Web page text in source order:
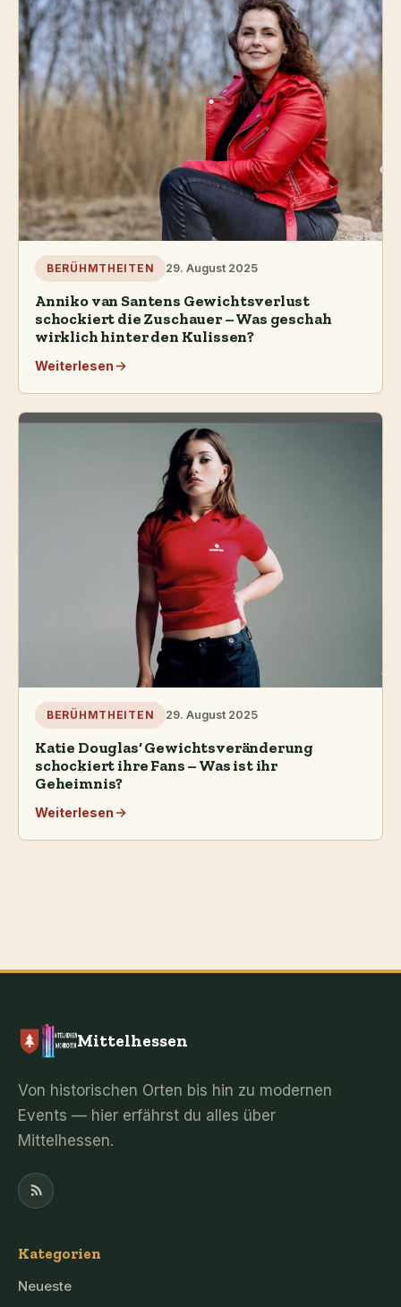
BERÜHMTHEITEN 29. August 2025
Anniko van Santens Gewichtsverlust
schockiert die Zuschauer – Was geschah
wirklich hinter den Kulissen?
Weiterlesen
BERÜHMTHEITEN 29. August 2025
Katie Douglas‘ Gewichtsveränderung
schockiert ihre Fans – Was ist ihr
Geheimnis?
Weiterlesen
Mittelhessen
Von historischen Orten bis hin zu modernen
Events — hier erfährst du alles über
Mittelhessen.
Kategorien
Neueste